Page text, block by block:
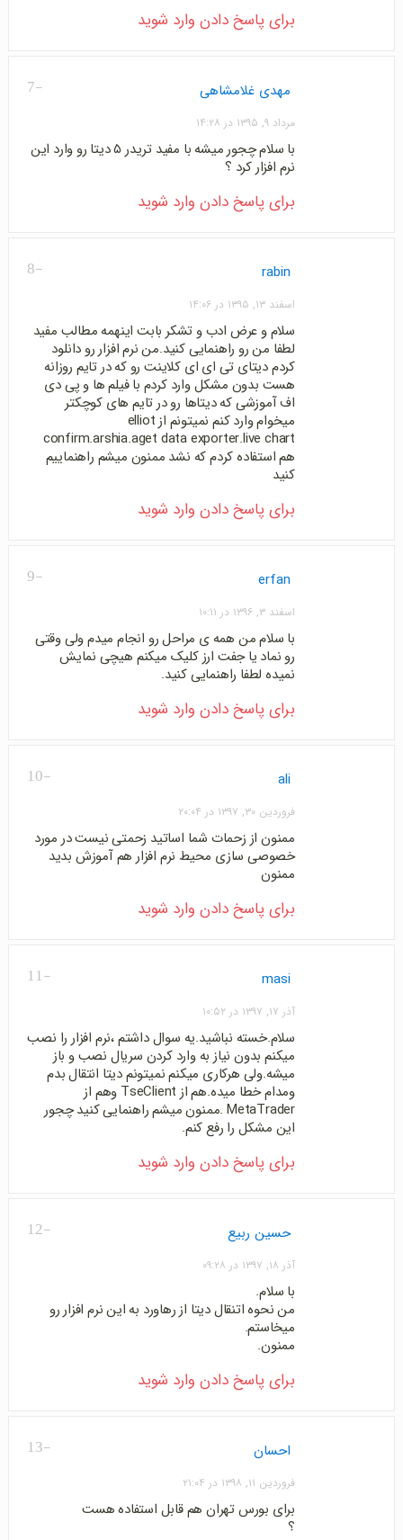
برای پاسخ دادن وارد شوید
-7 مهدی غلامشاهی
مرداد ۹, ۱۳۹۵ در ۱۴:۲۸
با سلام چجور میشه با مفید تریدر ۵ دیتا رو وارد این
نرم افزار کرد ؟
برای پاسخ دادن وارد شوید
-8 rabin
اسفند ۱۳, ۱۳۹۵ در ۱۴:۰۶
سلام و عرض ادب و تشکر بابت اینهمه مطالب مفید
لطفا من رو راهنمایی کنید.من نرم افزار رو دانلود
کردم دیتای تی ای ای کلاینت رو که در تایم روزانه
هست بدون مشکل وارد کردم با فیلم ها و پی دی
اف آموزشی که دیتاها رو در تایم های کوچکتر
میخوام وارد کنم نمیتونم از elliot
confirm.arshia.aget data exporter.live chart
هم استفاده کردم که نشد ممنون میشم راهنماییم
کنید
برای پاسخ دادن وارد شوید
-9 erfan
اسفند ۳, ۱۳۹۶ در ۱۰:۱۱
با سلام من همه ی مراحل رو انجام میدم ولی وقتی
رو نماد یا جفت ارز کلیک میکنم هیچی نمایش
نمیده لطفا راهنمایی کنید.
برای پاسخ دادن وارد شوید
-10 ali
فروردین ۳۰, ۱۳۹۷ در ۲۰:۰۴
ممنون از زحمات شما اساتید زحمتی نیست در مورد
خصوصی سازی محیط نرم افزار هم آموزش بدید
ممنون
برای پاسخ دادن وارد شوید
-11 masi
آذر ۱۷, ۱۳۹۷ در ۱۰:۵۲
سلام.خسته نباشید.یه سوال داشتم ،نرم افزار را نصب
میکنم بدون نیاز به وارد کردن سریال نصب و باز
میشه.ولی هرکاری میکنم نمیتونم دیتا انتقال بدم
ومدام خطا میده.هم از TseClient وهم از
MetaTrader .ممنون میشم راهنمایی کنید چجور
این مشکل را رفع کنم.
برای پاسخ دادن وارد شوید
-12 حسین ربیع
آذر ۱۸, ۱۳۹۷ در ۰۹:۲۸
با سلام.
من نحوه اتنقال دیتا از رهاورد به این نرم افزار رو
میخاستم.
ممنون.
برای پاسخ دادن وارد شوید
-13 احسان
فروردین ۱۱, ۱۳۹۸ در ۲۱:۰۴
برای بورس تهران هم قابل استفاده هست
؟